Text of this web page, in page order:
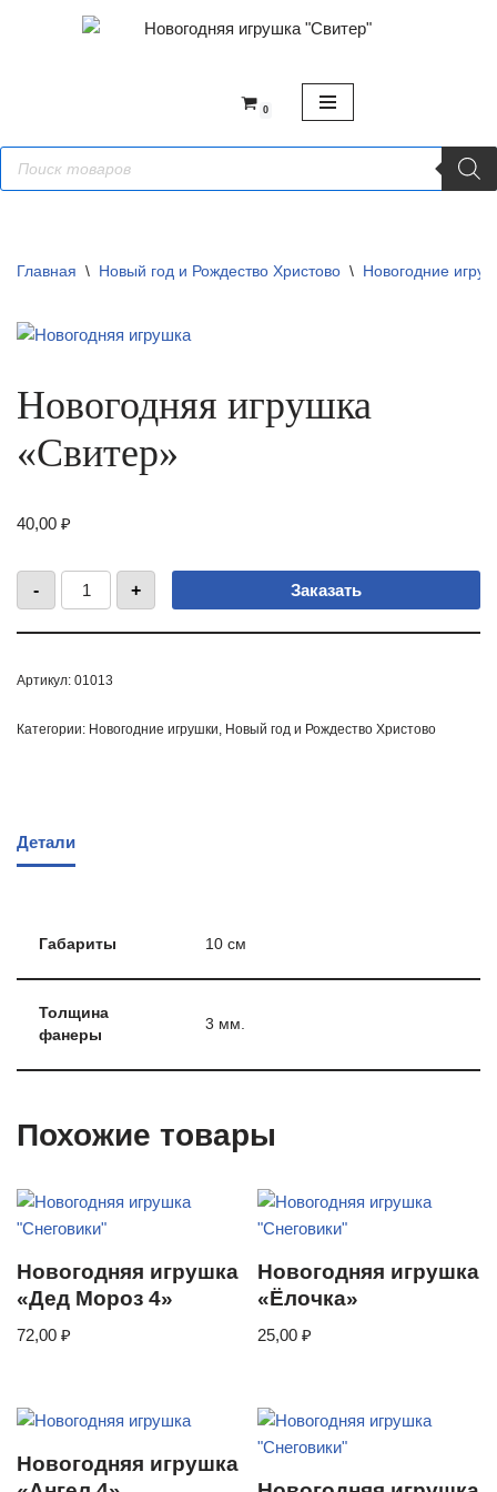
0
Главная \ Новый год и Рождество Христово \ Новогодние
Новогодняя игрушка
«Свитер»
40,00 ₽
- + Заказать
Артикул: 01013
Категории: Новогодние игрушки, Новый год и Рождество Христово
Детали
Габариты 10 см
Толщина
фанеры
3 мм.
Похожие товары
Новогодняя игрушка
«Дед Мороз 4»
72,00 ₽
Новогодняя игрушка
«Ёлочка»
25,00₽
Новогодняя игрушка